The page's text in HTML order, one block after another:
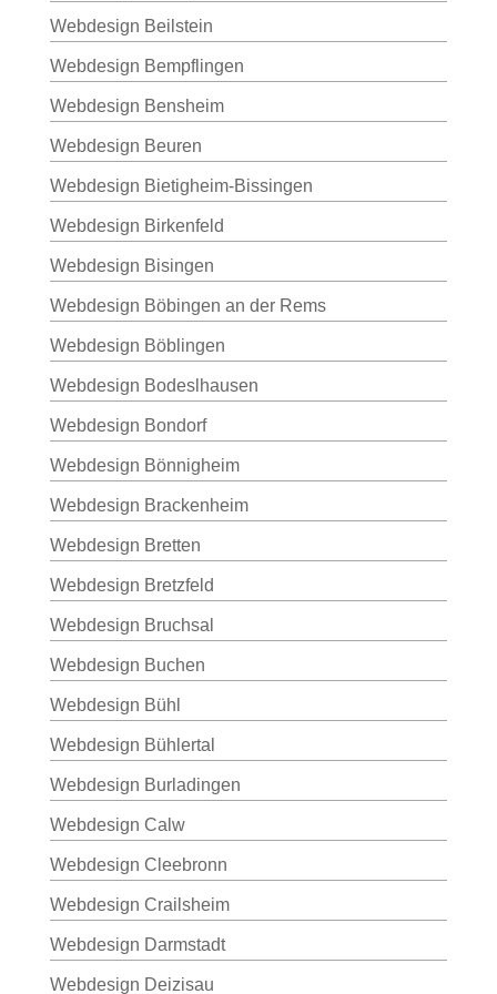
Webdesign Beilstein
Webdesign Bempflingen
Webdesign Bensheim
Webdesign Beuren
Webdesign Bietigheim-Bissingen
Webdesign Birkenfeld
Webdesign Bisingen
Webdesign Böbingen an der Rems
Webdesign Böblingen
Webdesign Bodeslhausen
Webdesign Bondorf
Webdesign Bönnigheim
Webdesign Brackenheim
Webdesign Bretten
Webdesign Bretzfeld
Webdesign Bruchsal
Webdesign Buchen
Webdesign Bühl
Webdesign Bühlertal
Webdesign Burladingen
Webdesign Calw
Webdesign Cleebronn
Webdesign Crailsheim
Webdesign Darmstadt
Webdesign Deizisau